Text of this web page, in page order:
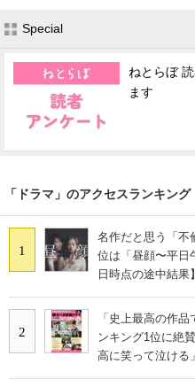
Special
ねとらぼ
ます
「ドラマ」のアクセスランキング
1
名作だと思う「
位は「昼顔〜平日
日時点の途中結果】
2
「史上最高の作
ンキング1位に絶
高に笑って泣ける」